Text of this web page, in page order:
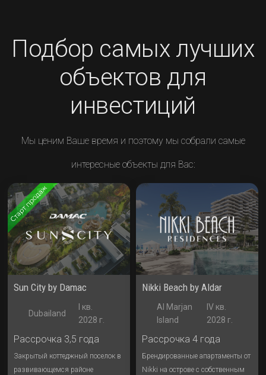
Подбор самых лучших
объектов для
инвестиций
Мы ценим Ваше время и поэтому мы собрали самые
интересные объекты для Вас:
Sun City by Damac
Dubailand
I кв.
2028 г.
Рассрочка 3,5 года
Закрытый коттеджный поселок в
развивающемся районе
Nikki Beach by Aldar
Al Marjan
Island
IV кв.
2028 г.
Рассрочка 4 года
Брендированные апартаменты от
Nikki на острове с собственным